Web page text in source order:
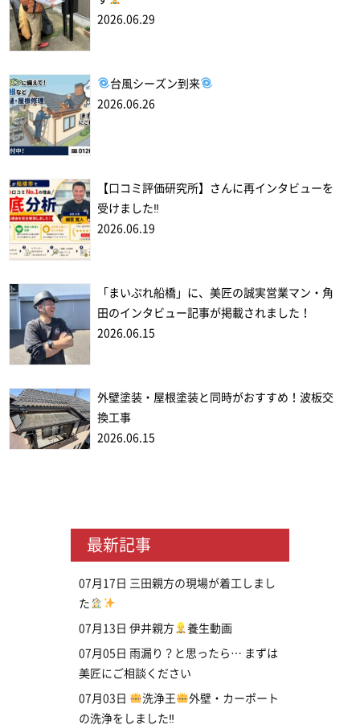
2026.06.29
台風シーズン到来
2026.06.26
【口コミ評価研究所】さんに再インタビューを
受けました‼
2026.06.19
「まいぷれ船橋」に、美匠の誠実営業マン・角
田のインタビュー記事が掲載されました！
2026.06.15
外壁塗装・屋根塗装と同時がおすすめ！波板交
換工事
2026.06.15
最新記事
07月17日 三田親方の現場が着工しまし
た
07月13日 伊井親方 養生動画
07月05日 雨漏り？と思ったら… まずは
美匠にご相談ください
07月03日 洗浄王
外壁・カーポート
の洗浄をしました‼